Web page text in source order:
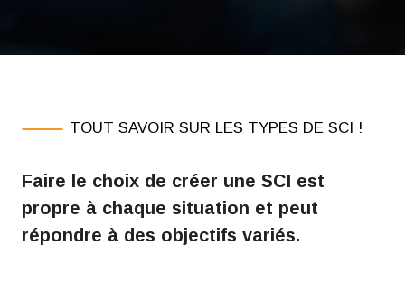
TOUT SAVOIR SUR LES TYPES DE SCI !
Faire le choix de créer une SCI est
propre à chaque situation et peut
répondre à des objectifs variés.